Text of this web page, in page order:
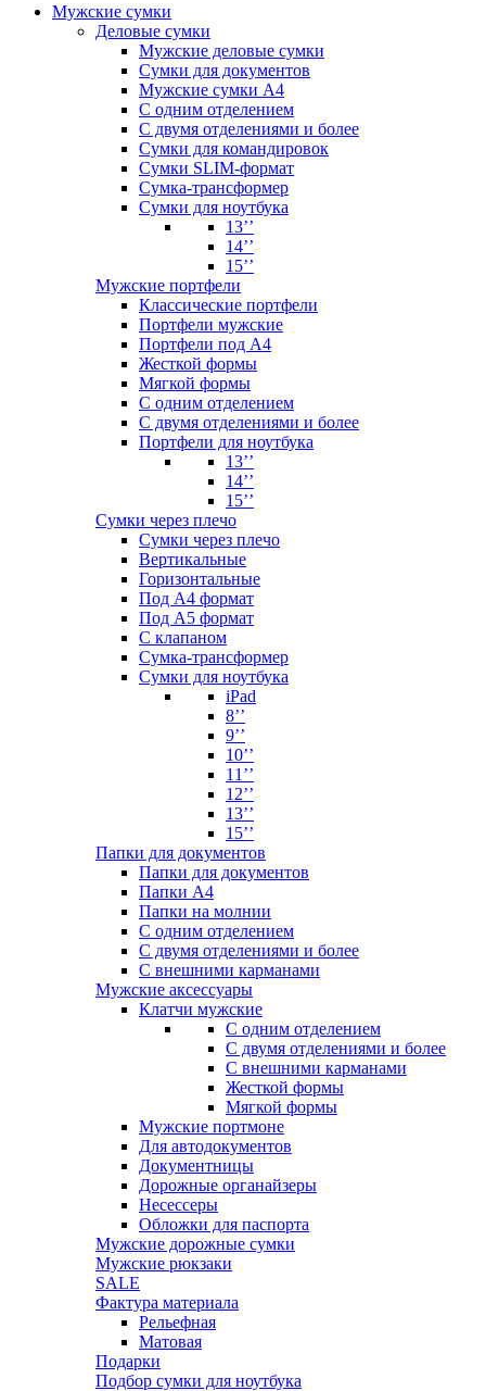
Мужские сумки
Деловые сумки
Мужские деловые сумки
Сумки для документов
Мужские сумки А4
С одним отделением
С двумя отделениями и более
Сумки для командировок
Сумки SLIM-формат
Сумка-трансформер
Сумки для ноутбука
13’’
14’’
15’’
Мужские портфели
Классические портфели
Портфели мужские
Портфели под А4
Жесткой формы
Мягкой формы
С одним отделением
С двумя отделениями и более
Портфели для ноутбука
13’’
14’’
15’’
Сумки через плечо
Сумки через плечо
Вертикальные
Горизонтальные
Под А4 формат
Под А5 формат
С клапаном
Сумка-трансформер
Сумки для ноутбука
iPad
8’’
9’’
10’’
11’’
12’’
13’’
15’’
Папки для документов
Папки для документов
Папки А4
Папки на молнии
С одним отделением
С двумя отделениями и более
С внешними карманами
Мужские аксессуары
Клатчи мужские
С одним отделением
С двумя отделениями и более
С внешними карманами
Жесткой формы
Мягкой формы
Мужские портмоне
Для автодокументов
Документницы
Дорожные органайзеры
Несессеры
Обложки для паспорта
Мужские дорожные сумки
Мужские рюкзаки
SALE
Фактура материала
Рельефная
Матовая
Подарки
Подбор сумки для ноутбука